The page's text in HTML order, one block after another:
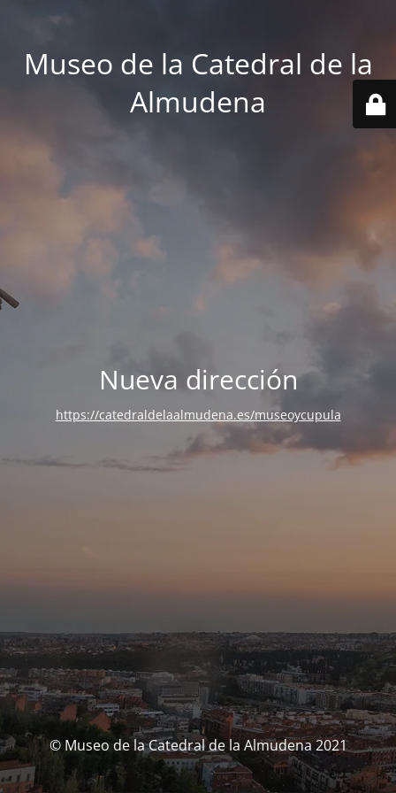
Museo de la Catedral de la
Almudena
Nueva dirección
https://catedraldelaalmudena.es/museoycupula
© Museo de la Catedral de la Almudena 2021